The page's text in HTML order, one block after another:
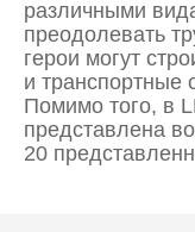
различными
преодолевать
герои могут
и транспортные
Помимо того, в
представлена
20